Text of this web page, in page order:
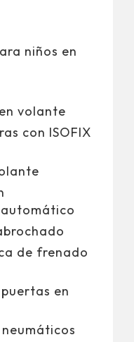
niños en
volante
con ISOFIX
de frenado
en